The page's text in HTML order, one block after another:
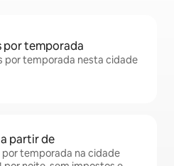
por temporada
por temporada nesta cidade
partir de
por temporada na cidade